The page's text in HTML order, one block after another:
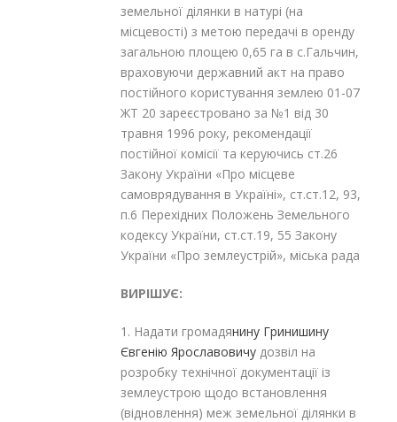
земельної ділянки в натурі (на
місцевості) з метою передачі в оренду
загальною площею 0,65 га в с.Гальчин,
враховуючи державний акт на право
постійного користування землею 01-07
ЖТ 20 зареєстровано за №1 від 30
травня 1996 року, рекомендації
постійної комісії та керуючись ст.26
Закону України «Про місцеве
самоврядування в Україні», ст.ст.12, 93,
п.6 Перехідних Положень Земельного
кодексу України, ст.ст.19, 55 Закону
України «Про землеустрій», міська рада
ВИРІШУЄ:
1. Надати громадянину Гринишину
Євгенію Ярославовичу дозвіл на
розробку технічної документації із
землеустрою щодо встановлення
(відновлення) меж земельної ділянки в